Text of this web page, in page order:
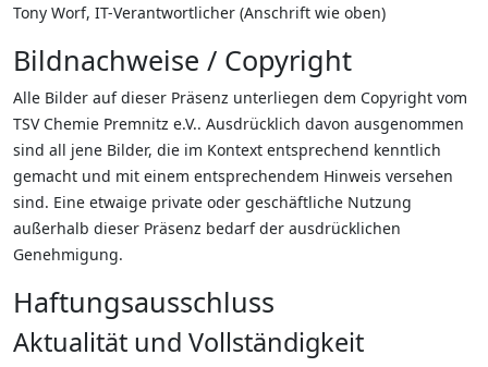
Tony Worf, IT-Verantwortlicher (Anschrift wie oben)
Bildnachweise / Copyright
Alle Bilder auf dieser Präsenz unterliegen dem Copyright vom
TSV Chemie Premnitz e.V.. Ausdrücklich davon ausgenommen
sind all jene Bilder, die im Kontext entsprechend kenntlich
gemacht und mit einem entsprechendem Hinweis versehen
sind. Eine etwaige private oder geschäftliche Nutzung
außerhalb dieser Präsenz bedarf der ausdrücklichen
Genehmigung.
Haftungsausschluss
Aktualität und Vollständigkeit